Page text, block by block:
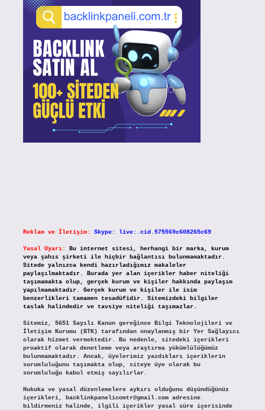
Reklam ve İletişim: Skype: live:.cid.575569c608265c69
Yasal Uyarı:
Bu internet sitesi, herhangi bir marka, kurum
veya şahıs şirketi ile hiçbir bağlantısı bulunmamaktadır.
Sitede yalnızca kendi hazırladığımız makaleler
paylaşılmaktadır. Burada yer alan içerikler haber niteliği
taşımamakta olup, gerçek kurum ve kişiler hakkında paylaşım
yapılmamaktadır. Gerçek kurum ve kişiler ile isim
benzerlikleri tamamen tesadüfidir. Sitemizdeki bilgiler
taslak halindedir ve tavsiye niteliği taşımazlar.
Sitemiz, 5651 Sayılı Kanun gereğince Bilgi Teknolojileri ve
İletişim Kurumu (BTK) tarafından onaylanmış bir Yer Sağlayıcı
olarak hizmet vermektedir. Bu nedenle, sitedeki içerikleri
proaktif olarak denetleme veya araştırma yükümlülüğümüz
bulunmamaktadır. Ancak, üyelerimiz yazdıkları içeriklerin
sorumluluğunu taşımakta olup, siteye üye olarak bu
sorumluluğu kabul etmiş sayılırlar.
Hukuka ve yasal düzenlemelere aykırı olduğunu düşündüğünüz
içerikleri,
backlinkpanelicomtr@gmail.comadresine
bildirmeniz halinde, ilgili içerikler yasal süre içerisinde